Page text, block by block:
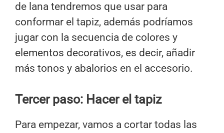
de lana tendremos que usar para
conformar el tapiz, además podríamos
jugar con la secuencia de colores y
elementos decorativos, es decir, añadir
más tonos y abalorios en el accesorio.
Tercer paso: Hacer el tapiz
Para empezar, vamos a cortar todas las